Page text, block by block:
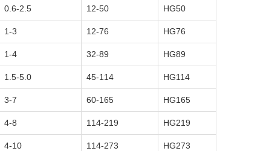
HG50
12-50
0.6-2.5
HG76
12-76
1-3
HG89
32-89
1-4
HG114
45-114
1.5-5.0
HG165
60-165
3-7
HG219
114-219
4-8
HG273
114-273
4-10